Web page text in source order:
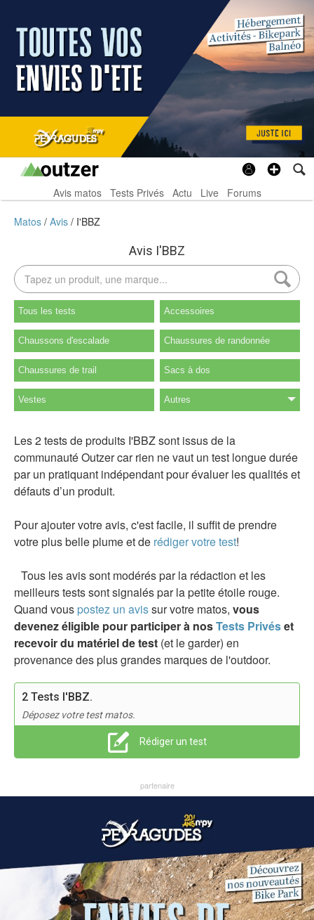
Avis matos Tests Privés Actu Live Forums
Matos Avis I'BBZ
Avis I'BBZ
Tous les tests Accessoires
Chaussons d'escalade Chaussures de randonnée
Chaussures de trail Sacs à dos
Vestes Autres
Les 2 tests de produits I'BBZ sont issus de la
communauté Outzer car rien ne vaut un test longue durée
par un pratiquant indépendant pour évaluer les qualités et
défauts d’un produit.
Pour ajouter votre avis, c'est facile, il suffit de prendre
votre plus belle plume et de rédiger votre test!
Tous les avis sont modérés par la rédaction et les
meilleurs tests sont signalés par la petite étoile rouge.
Quand vous postez un avissur votre matos, vous
devenez éligible pour participer à nosTests Privéset
recevoir du matériel de test (et le garder) en
provenance des plus grandes marques de l'outdoor.
2 Tests I'BBZ.
Déposez votre test matos.
Rédiger un test